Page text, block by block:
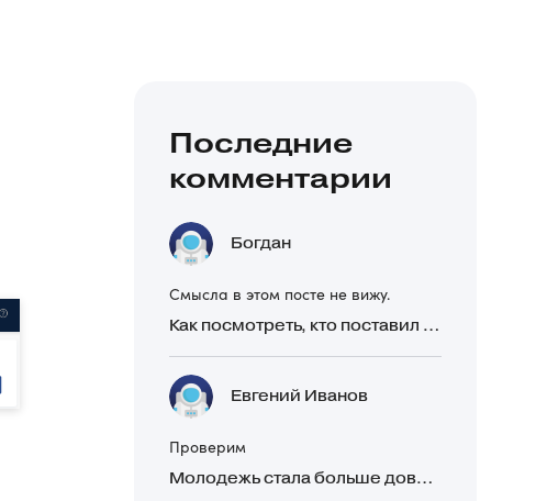
Последние
комментарии
Богдан
Смысла в этом посте не вижу.
Как посмотреть, кто поставил реакцию в Telegram
Евгений Иванов
Проверим
Молодежь стала больше доверять рекомендациям в закрытых Telegram-чатах, чем официальной рекламе